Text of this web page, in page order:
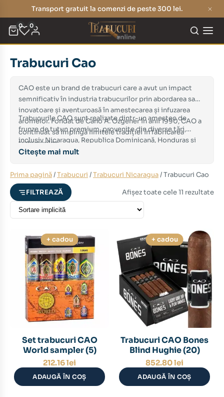
Transport gratuit la comenzi de peste 300 lei.
0 0
Trabucuri Cao
CAO este un brand de trabucuri care a avut un impact
semnificativ în industria trabucurilor prin abordarea sa
inovatoare și aventuroasă în amestecarea și infuzarea
aromelor. Fondat de Cano A. Ozgener în anii 1990, CAO a
continuat să împingă limitele tradiției în fabricarea
trabucurilor.
Trabucurile CAO sunt realizate dintr-un amestec de
frunze de tutun premium, provenite din diverse țări,
inclusiv Nicaragua, Republica Dominicană, Honduras și
alte regiuni selectate. Ceea ce diferențiază CAO este
rezultând o gamă largă de profiluri aromatice unice și
complexe.
Citește mai mult
Prima pagină/Trabucuri /Trabucuri Nicaragua/ Trabucuri Cao
FILTREAZĂ Afișez toate cele 11 rezultate
+ cadou
Set trabucuri CAO
World sampler (5)
212.16lei
ADAUGĂ ÎN COȘ
+ cadou
Trabucuri CAO Bones
Blind Hughie (20)
852.80lei
ADAUGĂ ÎN COȘ